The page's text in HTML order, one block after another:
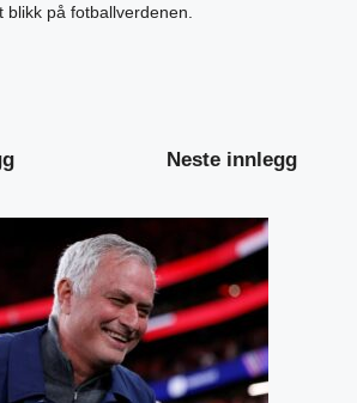
blikk på fotballverdenen.
Neste innlegg